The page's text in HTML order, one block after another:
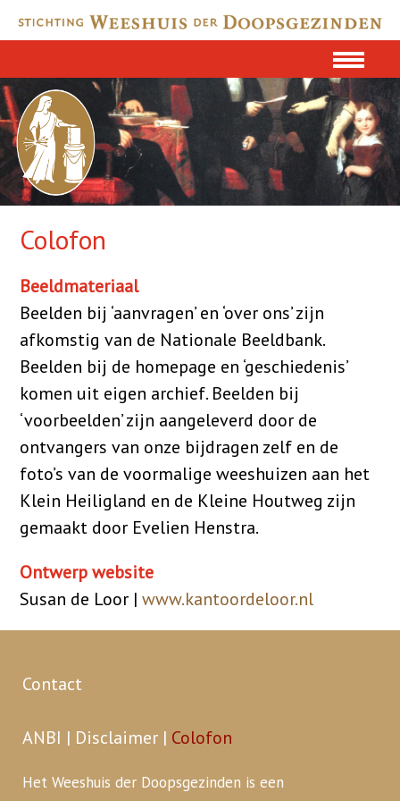
Colofon
Beeldmateriaal
Beelden bij ‘aanvragen’ en ‘over ons’ zijn
afkomstig van de Nationale Beeldbank.
Beelden bij de homepage en ‘geschiedenis’
komen uit eigen archief. Beelden bij
‘voorbeelden’ zijn aangeleverd door de
ontvangers van onze bijdragen zelf en de
foto’s van de voormalige weeshuizen aan het
Klein Heiligland en de Kleine Houtweg zijn
gemaakt door Evelien Henstra.
Ontwerp website
Susan de Loor |www.kantoordeloor.nl
Contact
ANBI | Disclaimer | Colofon
Het Weeshuis der Doopsgezinden is een